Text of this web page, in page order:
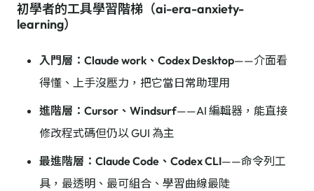
初學者的工具學習階梯（ai-era-anxiety-
learning）
入門層：Claude work、Codex Desktop——介面看
得懂、上手沒壓力，把它當日常助理用
進階層：Cursor、Windsurf——AI 編輯器，能直接
修改程式碼但仍以 GUI 為主
最進階層：Claude Code、Codex CLI——命令列工
具，最透明、最可組合、學習曲線最陡